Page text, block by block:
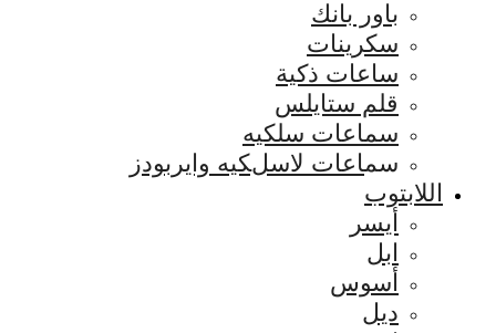
باور بانك
سكرينات
ساعات ذكية
قلم ستايلس
سماعات سلكيه
سماعات لاسلكيه وايربودز
اللابتوب
أيسر
ابل
أسوس
ديل